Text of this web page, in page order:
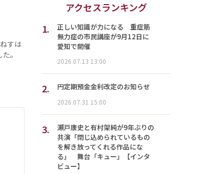
すは
。
アクセスランキング
1.
正しい知識が力になる 重症筋
無力症の市民講座が9月12日に
愛知で開催
2026.07.13 13:00
2. 円定期預金金利改定のお知らせ
2026.07.31 15:00
3.
瀬戸康史と有村架純が9年ぶりの
共演「閉じ込められているもの
を解き放ってくれる作品にな
る」 舞台「キュー」【インタ
ビュー】